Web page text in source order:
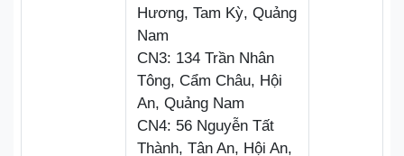
Hương, Tam Kỳ, Quảng
Nam
CN3: 134 Trần Nhân
Tông, Cẩm Châu, Hội
An, Quảng Nam
CN4: 56 Nguyễn Tất
Thành, Tân An, Hội An,